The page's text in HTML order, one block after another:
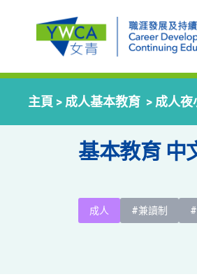
主頁 > 成人基本教育 > 成人夜
基本教育 中
成人 #兼讀制